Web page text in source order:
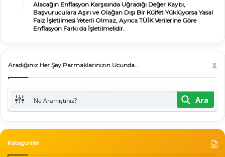
Alacağın Enflasyon Karşısında Uğradığı Değer Kaybı,
Başvuruculara Aşırı ve Olağan Dışı Bir Külfet Yüklüyorsa Yasal
Faiz İşletilmesi Yeterli Olmaz, Ayrıca TÜİK Verilerine Göre
Enflasyon Farkı da İşletilmelidir.
Aradığınız Her Şey Parmaklarınızın Ucunda…
Ara
Kategoriler